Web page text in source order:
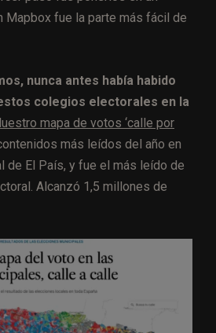
Mapbox fue la parte más fácil de
nunca antes había habido
colegios electorales en la
mapa de votos ‘calle por
más leídos del año en
de El País, y fue el más leído de
Alcanzó 1,5 millones de